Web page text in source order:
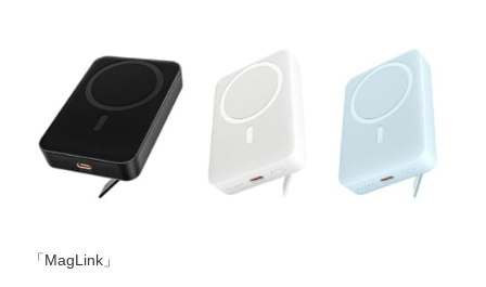
「MagLink」